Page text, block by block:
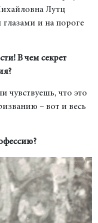
Лутц
и на пороге
В чем секрет
чувствуешь, что это
– вот и весь